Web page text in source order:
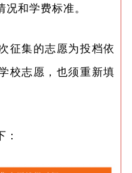
和学费标准。
征集的志愿为投档依
校志愿，也须重新填